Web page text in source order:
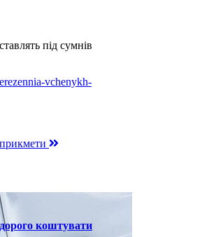
під сумнів
vchenykh-
коштувати